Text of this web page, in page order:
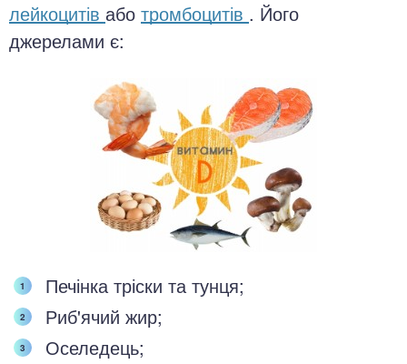
лейкоцитів або тромбоцитів . Його
джерелами є:
Печінка тріски та тунця;
Риб'ячий жир;
Оселедець;